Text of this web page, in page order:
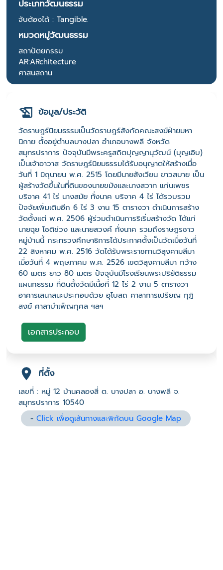
ประเภทวัฒนธรรม
จับต้องได้ : Tangible.
หมวดหมู่วัฒนธรรม
สถาปัตยกรรม
AR:ARchitecture
ศาสนสถาน
ข้อมูล/ประวัติ
วัดราษฎร์นิยมธรรมเป็นวัดราษฎร์สังกัดคณะสงฆ์ฝ่ายมหา
นิกาย ตั้งอยู่ตำบลบางปลา อำเภอบางพลี จังหวัด
สมุทรปราการ ปัจจุบันมีพระครูสถิตปุญญานุวัฒน์ (บุญเอิบ)
เป็นเจ้าอาวาส วัดราษฎร์นิยมธรรมได้รับอนุญาตให้สร้างเมื่อ
วันที่ 1 มิถุนายน พ.ศ. 2515 โดยมีนายสังเวียน ขาวสบาย เป็น
ผู้สร้างวัดขึ้นในที่ดินของนายขมังและนางสวาท แก่นเพชร
บริจาค 41 ไร่ นางสมัย ทั่งนาค บริจาค 4 ไร่ ได้รวบรวม
ปัจจัยเพิ่มเติมอีก 6 ไร่ 3 งาน 15 ตารางวา ดำเนินการสร้าง
วัดตั้งแต่ พ.ศ. 2506 ผู้ร่วมดำเนินการริเริ่มสร้างวัด ได้แก่
นายฉุย โชติช่วง และนายสวงค์ ทั่งนาค รวมถึงราษฎรชาว
หมู่บ้านนี้ กระทรวงศึกษาธิการได้ประกาศตั้งเป็นวัดเมื่อวันที่
22 สิงหาคม พ.ศ. 2516 วัดได้รับพระราชทานวิสุงคามสีมา
เมื่อวันที่ 4 พฤษภาคม พ.ศ. 2526 เขตวิสุงคามสีมา กว้าง
60 เมตร ยาว 80 เมตร ปัจจุบันมีโรงเรียนพระปริยัติธรรม
แผนกธรรม ที่ดินตั้งวัดมีเนื้อที่ 12 ไร่ 2 งาน 5 ตารางวา
อาคารเสนาสนะประกอบด้วย อุโบสถ ศาลาการเปรียญ กุฏิ
สงฆ์ ศาลาบำเพ็ญกุศล ฯลฯ
เอกสารประกอบ
ที่ตั้ง
เลขที่ : หมู่ 12 บ้านคลองสี่ ต. บางปลา อ. บางพลี จ.
สมุทรปราการ 10540
-Click เพื่อดูเส้นทางและพิกัดบน Google Map